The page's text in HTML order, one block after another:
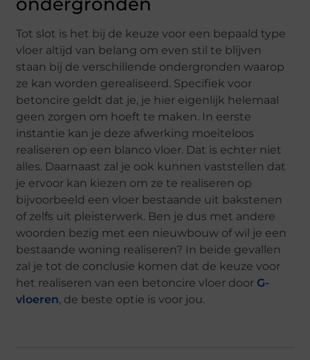
Tot slot is het bij de keuze voor een bepaald type
vloer altijd van belang om even stil te blijven
staan bij de verschillende ondergronden waarop
ze kan worden gerealiseerd. Specifiek voor
betoncire geldt dat je, je hier eigenlijk helemaal
geen zorgen om hoeft te maken. In eerste
instantie kan je deze afwerking moeiteloos
realiseren op een blanco vloer. Dat is echter niet
alles. Daarnaast zal je ook kunnen vaststellen dat
je ervoor kan kiezen om ze te realiseren op
bijvoorbeeld een vloer bestaande uit bakstenen
of zelfs uit pleisterwerk. Ben je dus met andere
woorden bezig met een nieuwbouw of wil je een
bestaande woning realiseren? In beide gevallen
zal je tot de conclusie komen dat de keuze voor
het realiseren van een betoncire vloer door G-
vloeren, de beste optie is voor jou.